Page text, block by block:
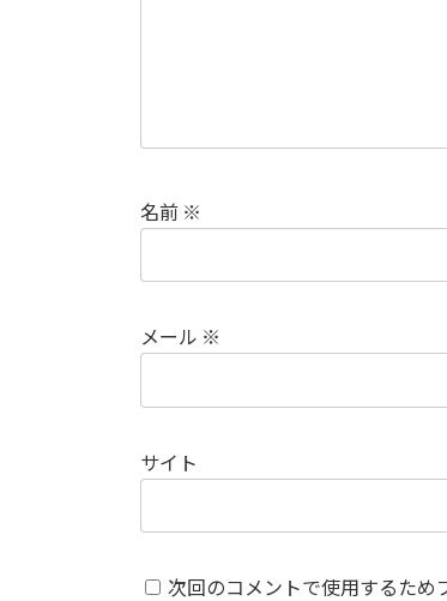
名前 ※
メール ※
サイト
次回のコメントで使用するため